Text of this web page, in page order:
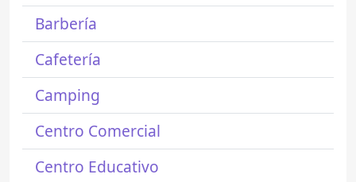
Barbería
Cafetería
Camping
Centro Comercial
Centro Educativo